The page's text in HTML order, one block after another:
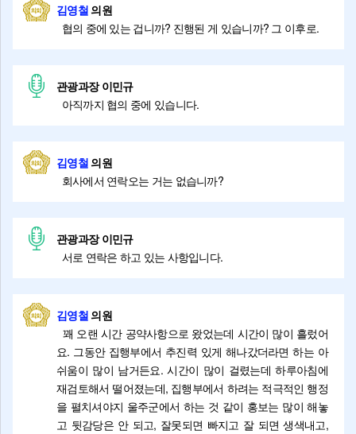
김영철의원
협의 중에 있는 겁니까? 진행된 게 있습니까? 그 이후로.
관광과장 이민규
아직까지 협의 중에 있습니다.
김영철의원
회사에서 연락오는 거는 없습니까?
관광과장 이민규
서로 연락은 하고 있는 사항입니다.
김영철의원
꽤 오랜 시간 공약사항으로 왔었는데 시간이 많이 흘렀어
요. 그동안 집행부에서 추진력 있게 해나갔더라면 하는 아
쉬움이 많이 남거든요. 시간이 많이 걸렸는데 하루아침에
재검토해서 떨어졌는데, 집행부에서 하려는 적극적인 행정
을 펼치셔야지 울주군에서 하는 것 같이 홍보는 많이 해놓
고 뒷감당은 안 되고, 잘못되면 빠지고 잘 되면 생색내고,